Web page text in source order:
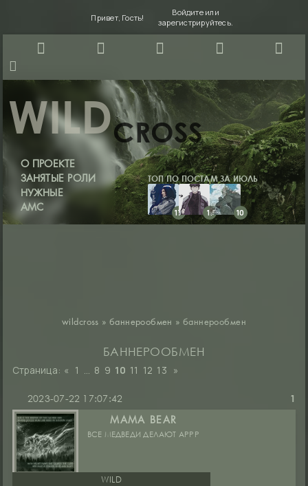
О ПРОЕКТЕ
ЗАНЯТЫЕ РОЛИ
НУЖНЫЕ
АМС
WILDCROSS
ТОП ПО ПОСТАМ ЗА ИЮЛЬ
17 11 10
Привет, Гость! Войдитеили
зарегистрируйтесь.
wildcross » баннерообмен »баннерообмен
БАННЕРООБМЕН
Страница: « 1 … 8 9 10 11 12 13 »
1
2023-07-22 17:07:42
MAMA BEAR
ВСЕ МЕДВЕДИ ДЕЛАЮТ АРРР
WILD